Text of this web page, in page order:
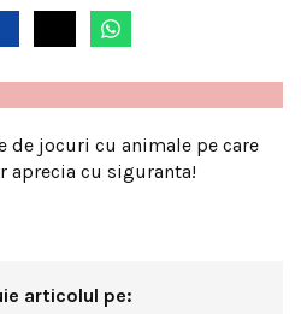
de jocuri cu animale pe care
aprecia cu siguranta!
articolul pe: